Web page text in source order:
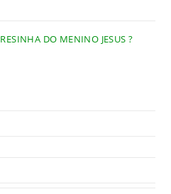
DO MENINO JESUS ?